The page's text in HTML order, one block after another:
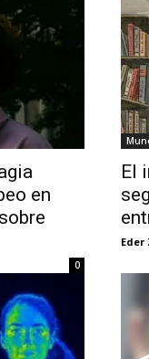
en
0
El